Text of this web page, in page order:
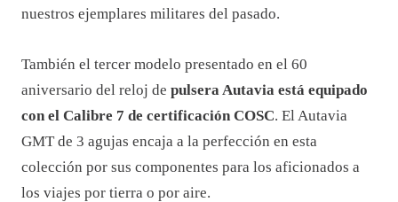
nuestros ejemplares militares del pasado.
También el tercer modelo presentado en el 60
aniversario del reloj de pulsera Autavia está equipado
con el Calibre 7 de certificación COSC. El Autavia
GMT de 3 agujas encaja a la perfección en esta
colección por sus componentes para los aficionados a
los viajes por tierra o por aire.